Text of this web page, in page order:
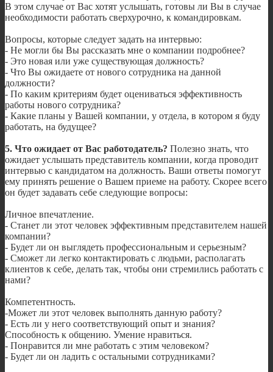
В этом случае от Вас хотят услышать, готовы ли Вы в случае
необходимости работать сверхурочно, к командировкам.
Вопросы, которые следует задать на интервью:
- Не могли бы Вы рассказать мне о компании подробнее?
- Это новая или уже существующая должность?
- Что Вы ожидаете от нового сотрудника на данной
должности?
- По каким критериям будет оцениваться эффективность
работы нового сотрудника?
- Какие планы у Вашей компании, у отдела, в котором я буду
работать, на будущее?
5. Что ожидает от Вас работодатель? Полезно знать, что
ожидает услышать представитель компании, когда проводит
интервью с кандидатом на должность. Ваши ответы помогут
ему принять решение о Вашем приеме на работу. Скорее всего
он будет задавать себе следующие вопросы:
Личное впечатление.
- Станет ли этот человек эффективным представителем нашей
компании?
- Будет ли он выглядеть профессиональным и серьезным?
- Сможет ли легко контактировать с людьми, располагать
клиентов к себе, делать так, чтобы они стремились работать с
нами?
Компетентность.
-Может ли этот человек выполнять данную работу?
- Есть ли у него соответствующий опыт и знания?
Способность к общению. Умение нравиться.
- Понравится ли мне работать с этим человеком?
- Будет ли он ладить с остальными сотрудниками?